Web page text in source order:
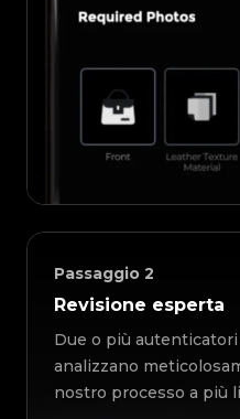
Passaggio 2
Revisione esperta
Due o più
analizzano
nostro processo a più